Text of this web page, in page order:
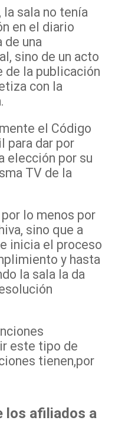
la sala no tenía
en el diario
de una
sino de un acto
de la publicación
con la
el Código
para dar por
elección por su
TV de la
lo menos por
sino que a
inicia el proceso
y hasta
la sala la da
este tipo de
tienen,por
los afiliados a